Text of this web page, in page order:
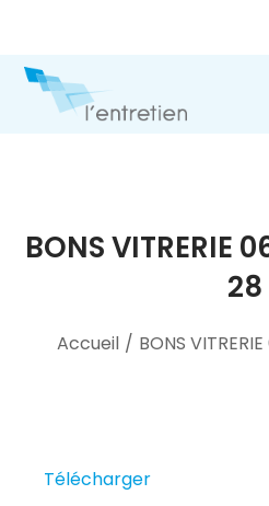
BONS VITRERIE
28
Accueil / BONS
Télécharger